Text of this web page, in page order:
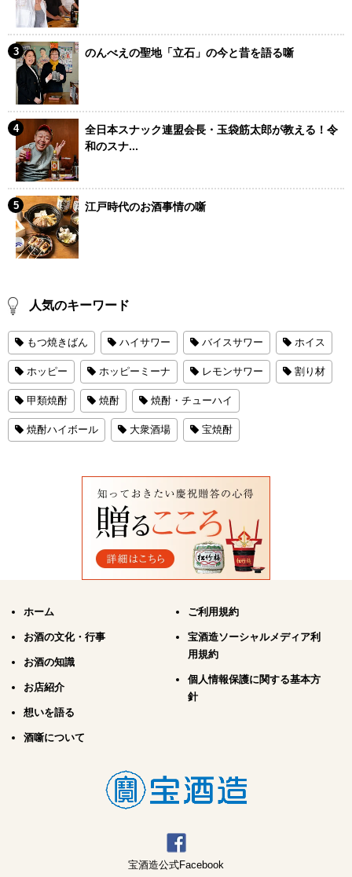
のんべえの聖地「立石」の今と昔を語る噺
全日本スナック連盟会長・玉袋筋太郎が教える！令
和のスナ...
江戸時代のお酒事情の噺
人気のキーワード
もつ焼きばん ハイサワー バイスサワー ホイス
ホッピー ホッピーミーナ レモンサワー 割り材
甲類焼酎 焼酎 焼酎・チューハイ
焼酎ハイボール 大衆酒場 宝焼酎
ホーム
お酒の文化・行事
お酒の知識
お店紹介
想いを語る
酒噺について
ご利用規約
宝酒造ソーシャルメディア利
用規約
個人情報保護に関する基本方
針
宝酒造公式Facebook